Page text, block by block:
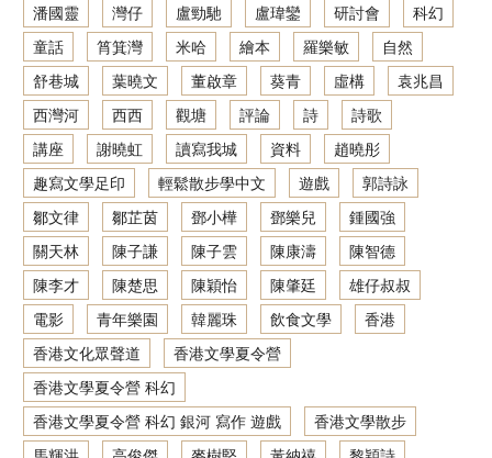
潘國靈
灣仔 盧勁馳 盧瑋鑾 研討會
科幻
童話
筲箕灣 米哈 繪本 羅樂敏
自然
舒巷城
葉曉文 董啟章 葵青 虛構
袁兆昌
西灣河
西西 觀塘 評論 詩
詩歌
講座
謝曉虹 讀寫我城 資料
趙曉彤
趣寫文學足印
輕鬆散步學中文 遊戲
郭詩詠
鄒文律
鄒芷茵 鄧小樺 鄧樂兒
鍾國強
關天林
陳子謙 陳子雲 陳康濤
陳智德
陳李才
陳楚思 陳穎怡 陳肇廷
雄仔叔叔
電影
青年樂園 韓麗珠 飲食文學
香港
香港文化眾聲道
香港文學夏令營
香港文學夏令營 科幻
香港文學夏令營 科幻 銀河 寫作 遊戲
香港文學散步